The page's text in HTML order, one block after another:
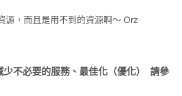
源，而且是用不到的資源啊～ Orz
不必要的服務、最佳化（優化） 請參